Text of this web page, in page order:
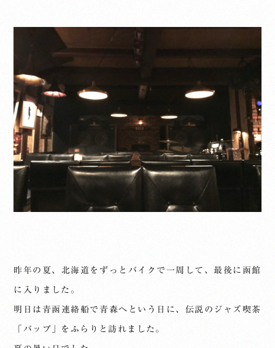
昨年の夏、北海道をずっとバイクで一周して、最後に函館
に入りました。
明日は青函連絡船で青森へという日に、伝説のジャズ喫茶
「バップ」をふらりと訪れました。